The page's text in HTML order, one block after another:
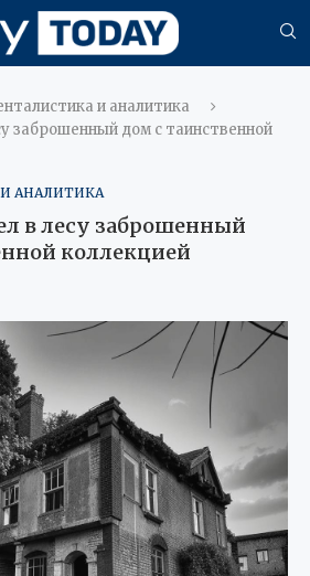
и аналитика
заброшенный дом с таинственной
АНАЛИТИКА
в лесу заброшенный
коллекцией